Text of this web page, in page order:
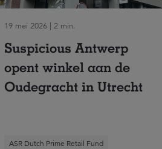
19 mei 2026 | 2 min.
Suspicious Antwerp
opent winkel aan de
Oudegracht in Utrecht
ASR Dutch Prime Retail Fund